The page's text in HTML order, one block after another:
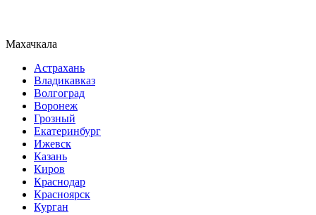
Махачкала
Астрахань
Владикавказ
Волгоград
Воронеж
Грозный
Екатеринбург
Ижевск
Казань
Киров
Краснодар
Красноярск
Курган